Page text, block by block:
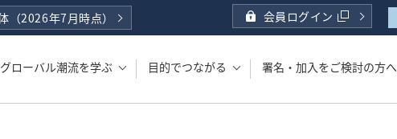
グローバル潮流を学ぶ 目的でつながる 署名・加入をご検討の方へ
（2026年7月時点） 会員ログイン